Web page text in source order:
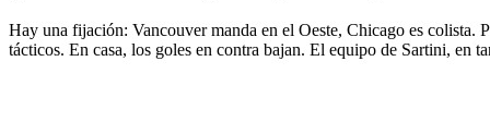
Hay una fijación: Vancouver manda en el Oeste, Chicago es colista.
tácticos. En casa, los goles en contra bajan. El equipo de Sartini, en